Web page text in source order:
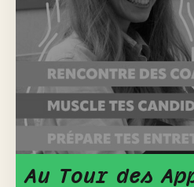
Au Tour des